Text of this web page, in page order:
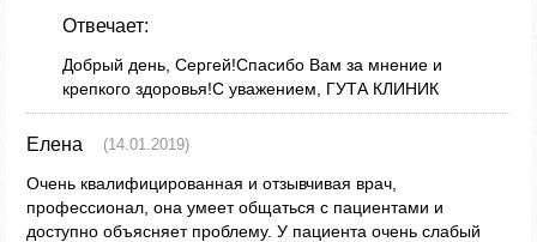
Отвечает:
Добрый день, Сергей!Спасибо Вам за мнение и
крепкого здоровья!С уважением, ГУТА КЛИНИК
Елена (14.01.2019)
Очень квалифицированная и отзывчивая врач,
профессионал, она умеет общаться с пациентами и
доступно объясняет проблему. У пациента очень слабый